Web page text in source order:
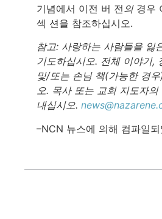
기념에서 이전 버 전의경우
섹 션을 참조하십시오.
참고: 사랑하는 사람들을 잃
기도하십시오. 전체 이야기,
및/또는 손님 책(가능한 경
오. 목사 또는 교회 지도자
내십시오.
–NCN 뉴스에 의해 컴파일